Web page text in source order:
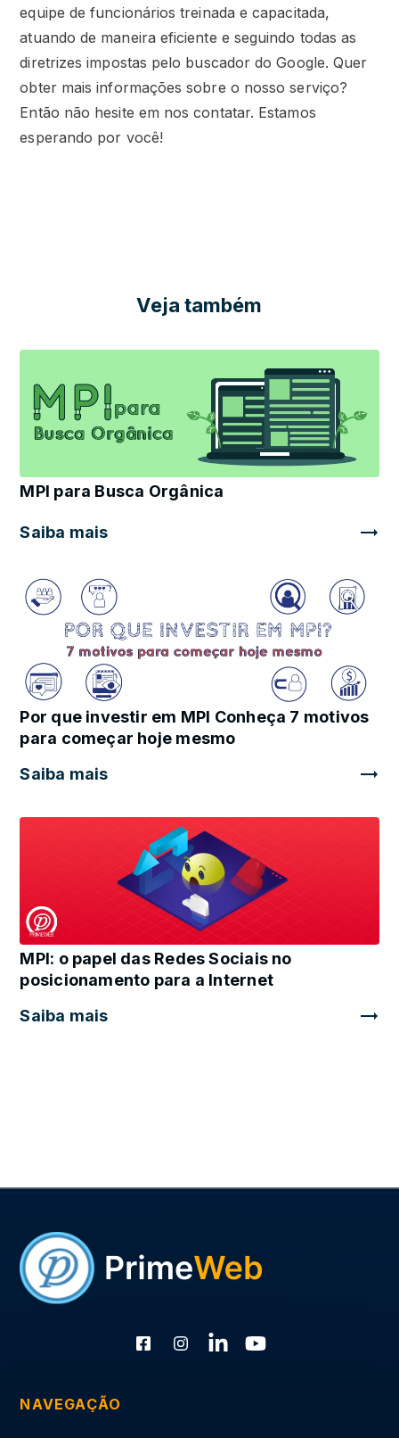
equipe de funcionários treinada e capacitada,
atuando de maneira eficiente e seguindo todas as
diretrizes impostas pelo buscador do Google. Quer
obter mais informações sobre o nosso serviço?
Então não hesite em nos contatar. Estamos
esperando por você!
Veja também
MPI para Busca Orgânica
Saiba mais
Por que investir em MPI Conheça 7 motivos
para começar hoje mesmo
Saiba mais
MPI: o papel das Redes Sociais no
posicionamento para a Internet
Saiba mais
NAVEGAÇÃO